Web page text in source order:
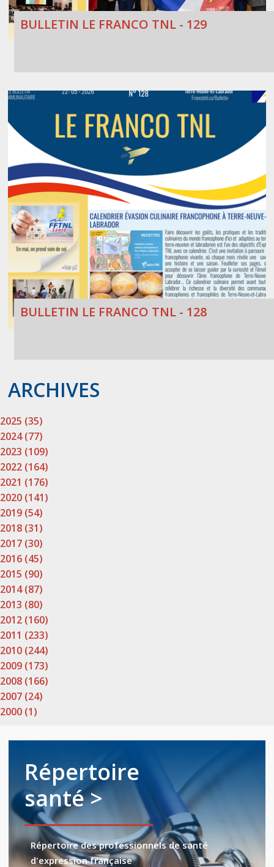
BULLETIN LE FRANCO TNL - 129
BULLETIN LE FRANCO TNL - 128
ARCHIVES
2025 (35)
2024 (77)
2023 (109)
2022 (164)
2021 (176)
2020 (141)
2019 (54)
2018 (31)
2017 (30)
2016 (45)
2015 (90)
2014 (87)
2013 (80)
2012 (160)
2011 (233)
2010 (244)
2009 (173)
2008 (166)
2007 (24)
2000 (1)
Répertoire
santé >
Répertoire des professionnels de santé
d'expression française